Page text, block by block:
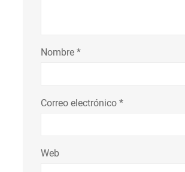
Nombre *
Correo electrónico *
Web